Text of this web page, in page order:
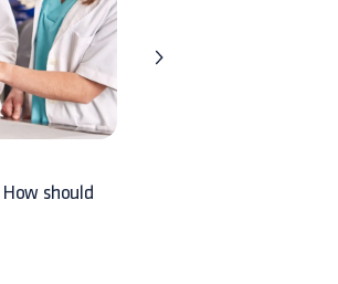
should